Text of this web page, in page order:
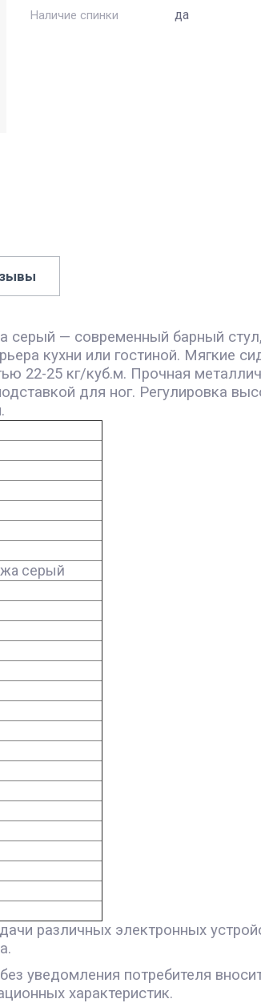
Наличие спинки да
серый — современный барный
кухни или гостиной. Мягкие
22-25 кг/куб.м. Прочная
для ног. Регулировка
серый
различных электронных
уведомления потребителя
характеристик.